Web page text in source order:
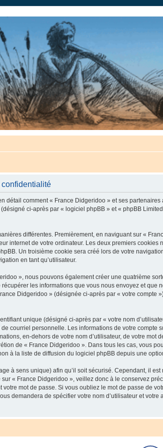
retrouvez la communauté.
détail comment « France Didgeridoo » et ses
ci-après par « logiciel phpBB » et « phpBB
différentes. Premièrement, en naviguant sur «
internet de votre ordinateur. Les deux premiers
Un troisième cookie sera créé lors de votre
en tant qu’utilisateur.
», nous pouvons également créer une quatrième
les informations que vous nous envoyez et
Didgeridoo » (désignée ci-après par « votre
unique (désigné ci-après par « votre nom
courriel personnelle. Les informations de votre
en-dehors de votre nom d’utilisateur, de votre
de « France Didgeridoo ». Dans tous les cas, vous
à la liste de diffusion du logiciel phpBB depuis une
à sens unique) afin qu’il soit sécurisé. Cependant, il
sur « France Didgeridoo », veillez donc à le conservez
mot de passe. Si vous oubliez le mot de passe de
demandera de spécifier votre nom d’utilisateur et